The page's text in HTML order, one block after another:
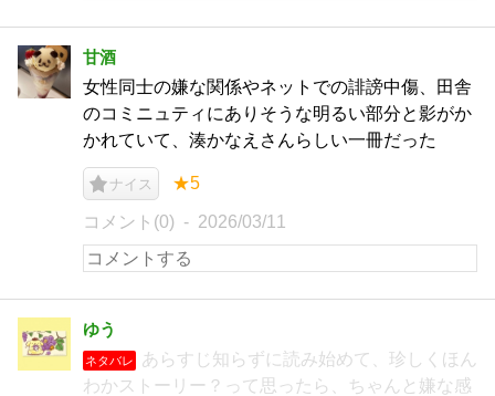
甘酒
女性同士の嫌な関係やネットでの誹謗中傷、田舎
のコミニュティにありそうな明るい部分と影がか
かれていて、湊かなえさんらしい一冊だった
ナイス ★5
コメント(0) 2026/03/11
ゆう
ネタバレ
あらすじ知らずに読み始めて、珍しくほん
わかストーリー？って思ったら、ちゃんと嫌な感